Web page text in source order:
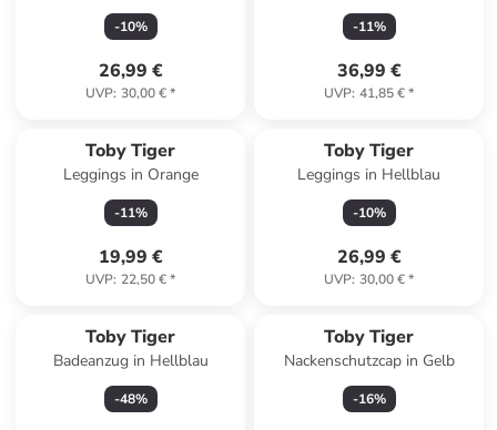
-10%
26,99 €
UVP: 30,00 €*
-11%
36,99 €
UVP: 41,85 €*
Toby Tiger
Leggings in Orange
-11%
19,99 €
UVP: 22,50 €*
Toby Tiger
Leggings in Hellblau
-10%
26,99 €
UVP: 30,00 €*
Toby Tiger
Badeanzug in Hellblau
-48%
Toby Tiger
Nackenschutzcap in Gelb
-16%